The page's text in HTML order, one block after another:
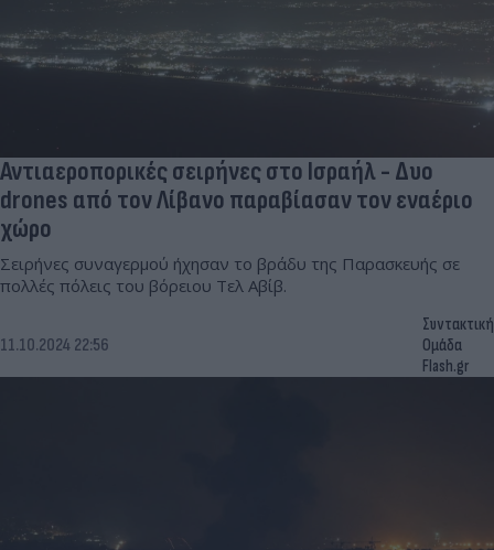
Αντιαεροπορικές σειρήνες στο Ισραήλ - Δυο
drones από τον Λίβανο παραβίασαν τον εναέριο
χώρο
Σειρήνες συναγερμού ήχησαν το βράδυ της Παρασκευής σε
πολλές πόλεις του βόρειου Τελ Αβίβ.
11.10.2024 22:56
Συντακτική
Ομάδα
Flash.gr